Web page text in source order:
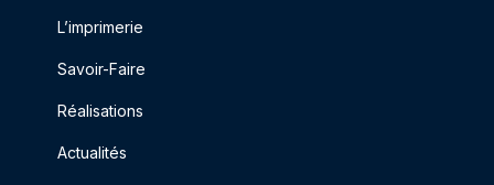
L’imprimerie
Savoir-Faire
Réalisations
Actualités